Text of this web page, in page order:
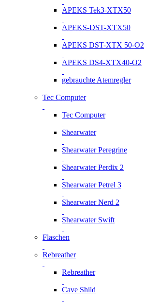
APEKS Tek3-XTX50
APEKS-DST-XTX50
APEKS DST-XTX 50-O2
APEKS DS4-XTX40-O2
gebrauchte Atemregler
Tec Computer
Tec Computer
Shearwater
Shearwater Peregrine
Shearwater Perdix 2
Shearwater Petrel 3
Shearwater Nerd 2
Shearwater Swift
Flaschen
Rebreather
Rebreather
Cave Shild